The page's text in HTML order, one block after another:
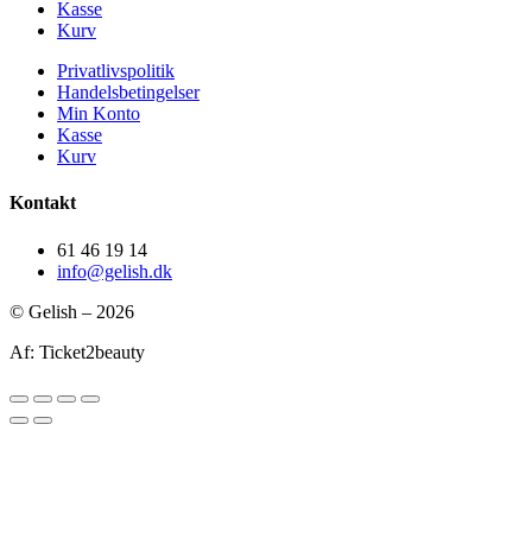
Kasse
Kurv
Privatlivspolitik
Handelsbetingelser
Min Konto
Kasse
Kurv
Kontakt
61 46 19 14
info@gelish.dk
© Gelish – 2026
Af: Ticket2beauty